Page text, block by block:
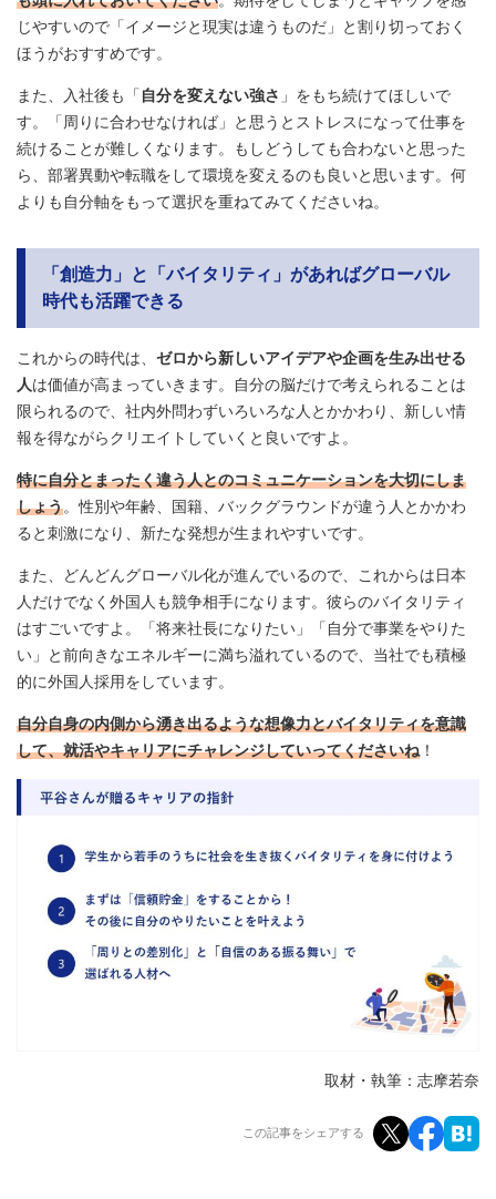
じやすいので「イメージと現実は違うものだ」と割り切っておく
ほうがおすすめです。
また、入社後も「 自分を変えない強さ 」をもち続けてほしいで
す。「周りに合わせなければ」と思うとストレスになって仕事を
続けることが難しくなります。もしどうしても合わないと思った
ら、部署異動や転職をして環境を変えるのも良いと思います。何
よりも自分軸をもって選択を重ねてみてくださいね。
「創造力」と「バイタリティ」があればグローバル
時代も活躍できる
これからの時代は、 ゼロから新しいアイデアや企画を生み出せる
人は価値が高まっていきます。自分の脳だけで考えられることは
限られるので、社内外問わずいろいろな人とかかわり、新しい情
報を得ながらクリエイトしていくと良いですよ。
特に自分とまったく違う人とのコミュニケーションを大切にしま
しょう。性別や年齢、国籍、バックグラウンドが違う人とかかわ
ると刺激になり、新たな発想が生まれやすいです。
また、どんどんグローバル化が進んでいるので、これからは日本
人だけでなく外国人も競争相手になります。彼らのバイタリティ
はすごいですよ。「将来社長になりたい」「自分で事業をやりた
い」と前向きなエネルギーに満ち溢れているので、当社でも積極
的に外国人採用をしています。
自分自身の内側から湧き出るような想像力とバイタリティを意識
して、就活やキャリアにチャレンジしていってくださいね ！
取材・執筆：志摩若奈
この記事をシェアする